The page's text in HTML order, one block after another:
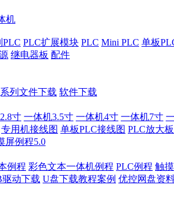
机
PLC PLC扩展模块 PLC Mini PLC 单板
继电器板 配件
列文件下载 软件下载
寸 一体机3.5寸 一体机4寸 一体机7寸
专用机接线图 单板PLC接线图 PLC放大
屏例程5.0
例程 彩色文本一体机例程 PLC例程 触
驱动下载 U盘下载教程案例 优控网盘资